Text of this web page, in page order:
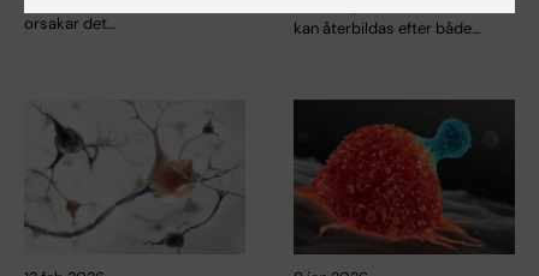
orsakar det…
kan återbildas efter både…